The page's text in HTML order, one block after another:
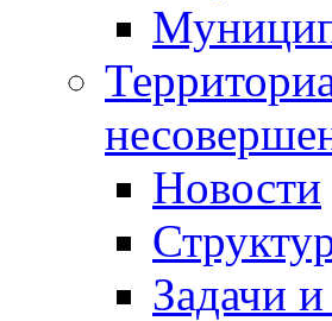
Новости
Задачи